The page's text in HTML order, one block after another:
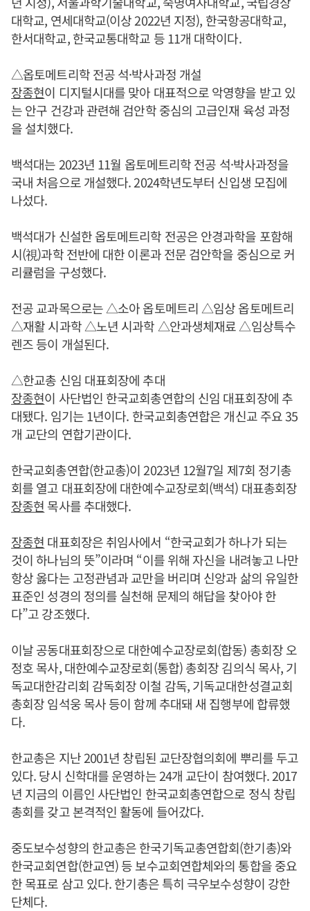
대학교, 연세대학교(이상 2022년 지정), 한국항공대학교,
한서대학교, 한국교통대학교 등 11개 대학이다.
△옵토메트리학 전공 석·박사과정 개설
장종현이 디지털시대를 맞아 대표적으로 악영향을 받고 있
는 안구 건강과 관련해 검안학 중심의 고급인재 육성 과정
을 설치했다.
백석대는 2023년 11월 옵토메트리학 전공 석·박사과정을
국내 처음으로 개설했다. 2024학년도부터 신입생 모집에
나섰다.
백석대가 신설한 옵토메트리학 전공은 안경과학을 포함해
시(視)과학 전반에 대한 이론과 전문 검안학을 중심으로 커
리큘럼을 구성했다.
전공 교과목으로는 △소아 옵토메트리 △임상 옵토메트리
△재활 시과학 △노년 시과학 △안과생체재료 △임상특수
렌즈 등이 개설된다.
△한교총 신임 대표회장에 추대
장종현이 사단법인 한국교회총연합의 신임 대표회장에 추
대됐다. 임기는 1년이다. 한국교회총연합은 개신교 주요 35
개 교단의 연합기관이다.
한국교회총연합(한교총)이 2023년 12월7일 제7회 정기총
회를 열고 대표회장에 대한예수교장로회(백석) 대표총회장
장종현 목사를 추대했다.
장종현 대표회장은 취임사에서 “한국교회가 하나가 되는
것이 하나님의 뜻”이라며 “이를 위해 자신을 내려놓고 나만
항상 옳다는 고정관념과 교만을 버리며 신앙과 삶의 유일한
표준인 성경의 정의를 실천해 문제의 해답을 찾아야 한
다”고 강조했다.
이날 공동대표회장으로 대한예수교장로회(합동) 총회장 오
정호 목사, 대한예수교장로회(통합) 총회장 김의식 목사, 기
독교대한감리회 감독회장 이철 감독, 기독교대한성결교회
총회장 임석웅 목사 등이 함께 추대돼 새 집행부에 합류했
다.
한교총은 지난 2001년 창립된 교단장협의회에 뿌리를 두고
있다. 당시 신학대를 운영하는 24개 교단이 참여했다. 2017
년 지금의 이름인 사단법인 한국교회총연합으로 정식 창립
총회를 갖고 본격적인 활동에 들어갔다.
중도보수성향의 한교총은 한국기독교총연합회(한기총)와
한국교회연합(한교연) 등 보수교회연합체와의 통합을 중요
한 목표로 삼고 있다. 한기총은 특히 극우보수성향이 강한
단체다.